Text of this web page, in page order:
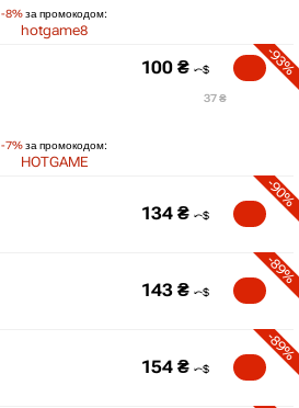
-8%за промокодом:
hotgame8
-7%за промокодом:
HOTGAME
-93%
100 ₴
37 ₴
-90%
134 ₴
-89%
143 ₴
-89%
154 ₴